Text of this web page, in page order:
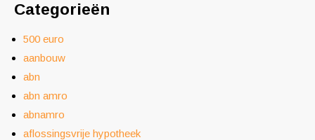
Categorieën
500 euro
aanbouw
abn
abn amro
abnamro
aflossingsvrije hypotheek